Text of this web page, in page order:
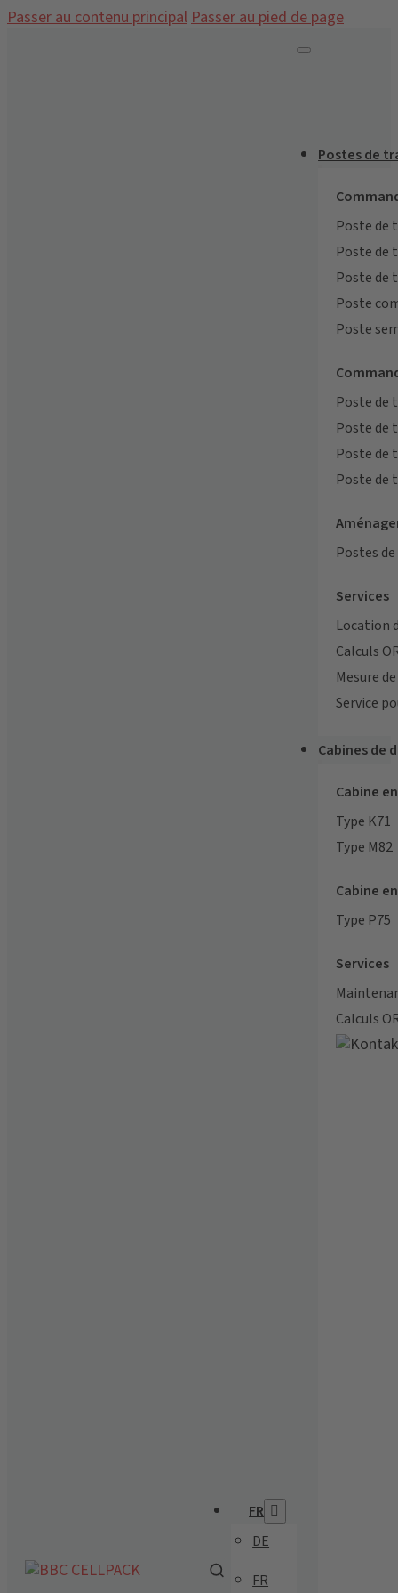
Passer au contenu principalPasser au pied de page
FR
DE
FR
Postes de
Poste de
Poste de
Poste de
Poste
Poste
Poste de
Poste de
Poste de
Poste de
Postes
Services
Location
Calculs
Mesure
Service
Cabines de
Cabine
Type K71
Type M82
Cabine
Type P75
Services
Calculs